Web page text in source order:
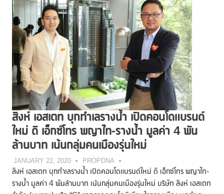
สิงห์ เอสเตท บุกทำเลรางน้ำ เปิดคอนโดแบรนด์
ใหม่ ดิ เอ็กซ์โทร พญาไท-รางน้ำ มูลค่า 4 พัน
ล้านบาท เน้นกลุ่มคนเมืองรุ่นใหม่
JANUARY 22, 2020 PROPDNA
สิงห์ เอสเตท บุกทำเลรางน้ำ เปิดคอนโดแบรนด์ใหม่ ดิ เอ็กซ์โทร พญาไท-
รางน้ำ มูลค่า 4 พันล้านบาท เน้นกลุ่มคนเมืองรุ่นใหม่ บริษัท สิงห์ เอสเตท